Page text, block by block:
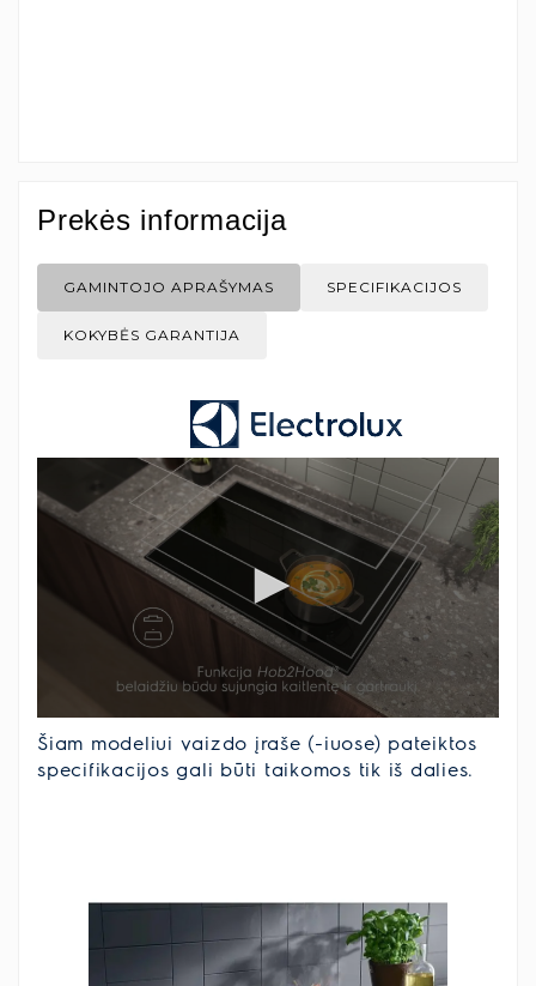
Prekės informacija
GAMINTOJO APRAŠYMAS SPECIFIKACIJOS
KOKYBĖS GARANTIJA
Šiam modeliui vaizdo įraše (-iuose) pateiktos
specifikacijos gali būti taikomos tik iš dalies.